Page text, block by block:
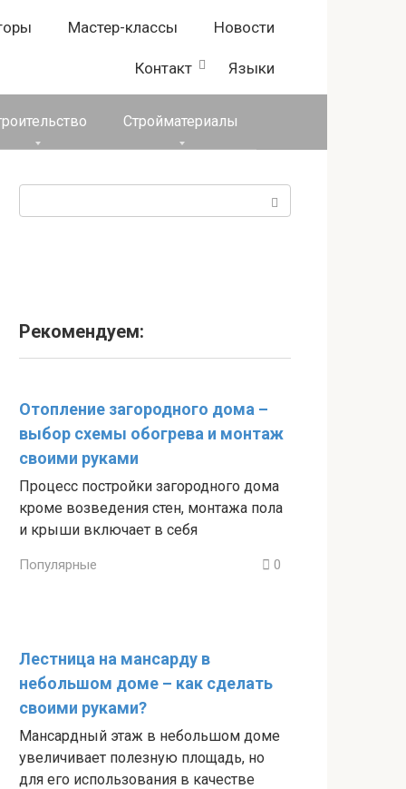
Мастер-классы Новости
Контакт Языки
Стройматериалы
Рекомендуем:
Отопление загородного дома –
выбор схемы обогрева и монтаж
своими руками
Процесс постройки загородного дома
кроме возведения стен, монтажа пола
и крыши включает в себя
Популярные 0
Лестница на мансарду в
небольшом доме – как сделать
своими руками?
Мансардный этаж в небольшом доме
увеличивает полезную площадь, но
для его использования в качестве